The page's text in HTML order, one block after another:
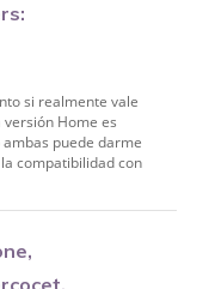
si realmente vale
Home es
puede darme
compatibilidad con